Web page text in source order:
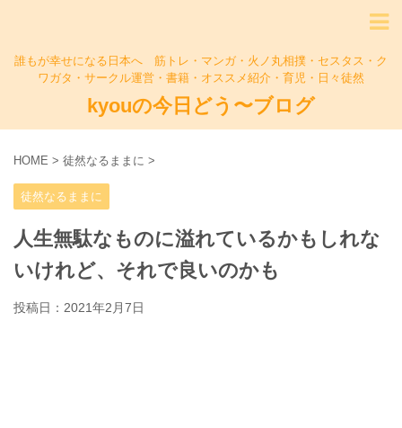
誰もが幸せになる日本へ 筋トレ・マンガ・火ノ丸相撲・セスタス・ク
ワガタ・サークル運営・書籍・オススメ紹介・育児・日々徒然
kyouの今日どう〜ブログ
HOME > 徒然なるままに >
徒然なるままに
人生無駄なものに溢れているかもしれな
いけれど、それで良いのかも
投稿日： 2021年2月7日